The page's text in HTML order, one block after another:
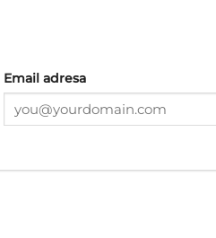
Email adresa